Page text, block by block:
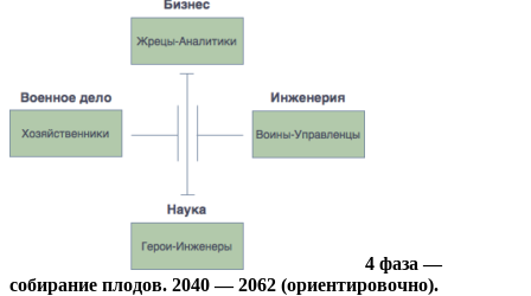
4 фаза —
собирание плодов. 2040 — 2062 (ориентировочно).